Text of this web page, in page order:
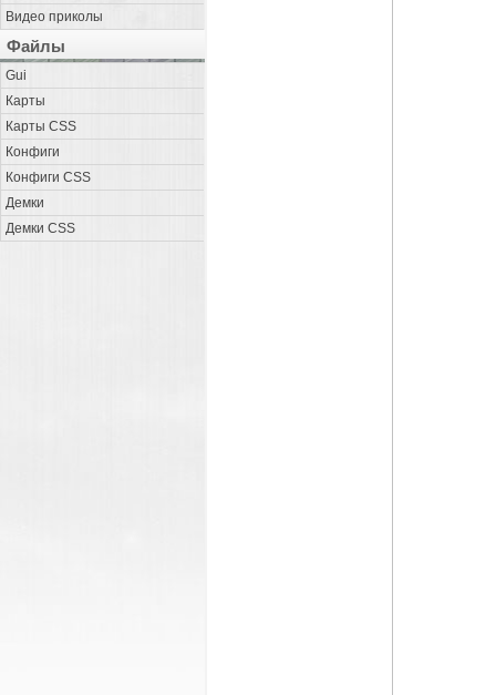
Видео приколы
Файлы
Gui
Карты
Карты CSS
Конфиги
Конфиги CSS
Демки
Демки CSS